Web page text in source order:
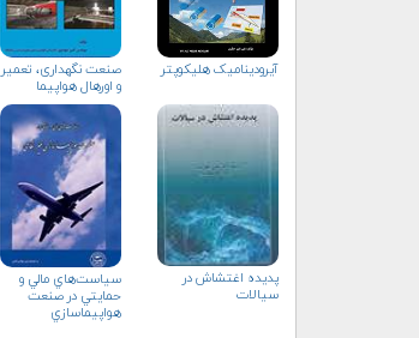
آیرودینامیک هلیکوپتر
صنعت نگهداری، تعمیر
و اورهال هواپیما
پدیده اغتشاش در
سیالات
سياست‌هاي مالي و
حمايتي در صنعت
هواپيماسازي